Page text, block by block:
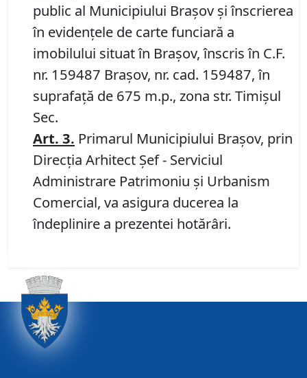
public al Municipiului Braşov şi înscrierea
în evidenţele de carte funciară a
imobilului situat în Braşov, înscris în C.F.
nr. 159487 Brașov, nr. cad. 159487, în
suprafață de 675 m.p., zona str. Timișul
Sec.
Art. 3. Primarul Municipiului Braşov, prin
Direcţia Arhitect Şef - Serviciul
Administrare Patrimoniu şi Urbanism
Comercial, va asigura ducerea la
îndeplinire a prezentei hotărâri.